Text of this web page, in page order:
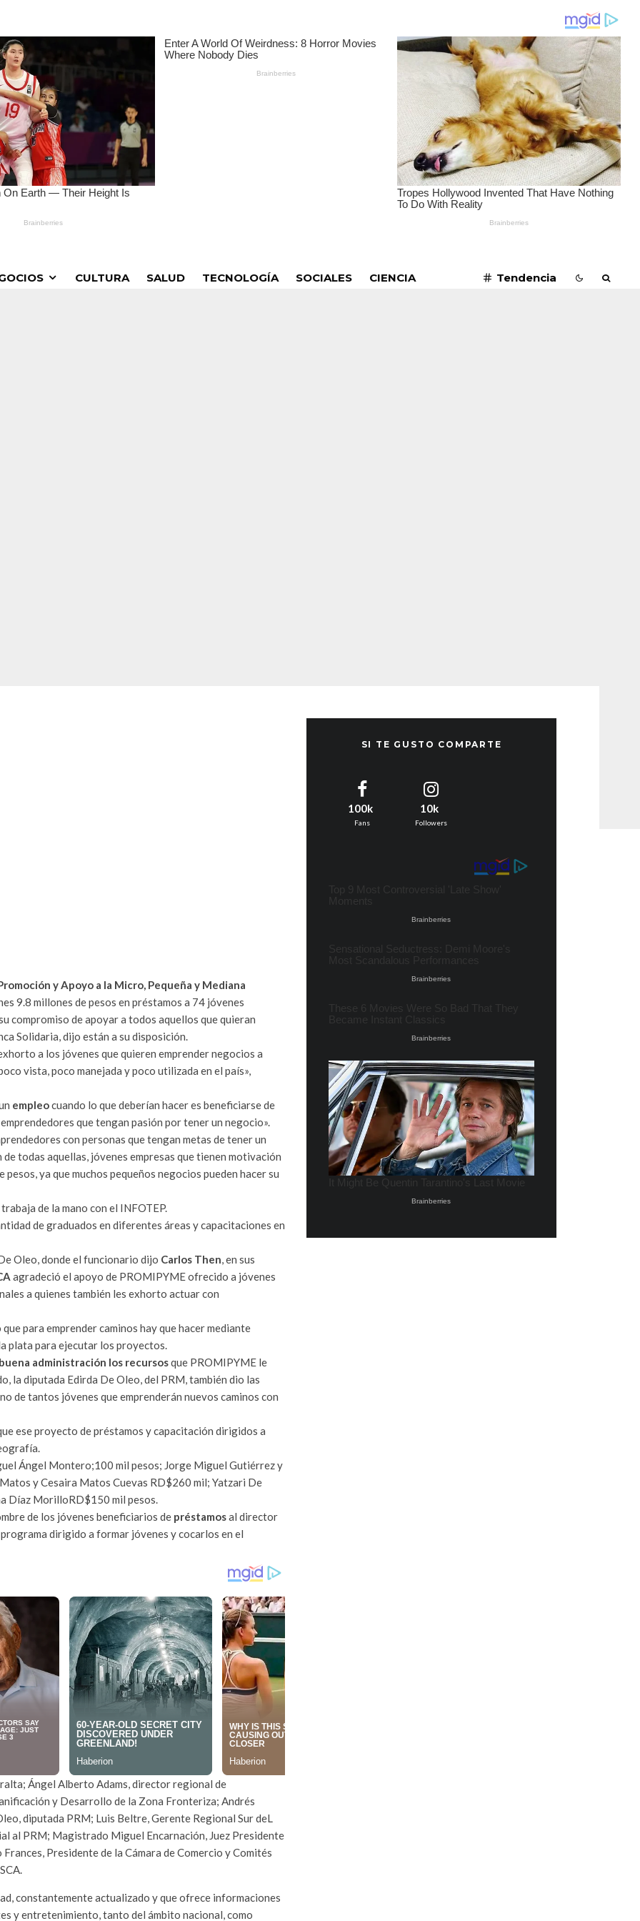
CULTURA SALUD TECNOLOGÍA SOCIALES CIENCIA Tendencia
y Apoyo a la Micro, Pequeña y Mediana
9.8 millones de pesos en préstamos a 74 jóvenes
compromiso de apoyar a todos aquellos que quieran
Solidaria, dijo están a su disposición.
a los jóvenes que quieren emprender negocios a
vista, poco manejada y poco utilizada en el país»,
empleocuando lo que deberían hacer es beneficiarse de
que tengan pasión por tener un negocio».
con personas que tengan metas de tener un
todas aquellas, jóvenes empresas que tienen motivación
ya que muchos pequeños negocios pueden hacer su
de la mano con el INFOTEP.
de graduados en diferentes áreas y capacitaciones en
Oleo, donde el funcionario dijo Carlos Then, en sus
agradeció el apoyo de PROMIPYME ofrecido a jóvenes
a quienes también les exhorto actuar con
para emprender caminos hay que hacer mediante
plata para ejecutar los proyectos.
administración los recursosque PROMIPYME le
la diputada Edirda De Oleo, del PRM, también dio las
de tantos jóvenes que emprenderán nuevos caminos con
ese proyecto de préstamos y capacitación dirigidos a
Ángel Montero;100 mil pesos; Jorge Miguel Gutiérrez y
y Cesaira Matos Cuevas RD$260 mil; Yatzari De
Díaz MorilloRD$150 mil pesos.
de los jóvenes beneficiarios de préstamosal director
dirigido a formar jóvenes y cocarlos en el
Ángel Alberto Adams, director regional de
y Desarrollo de la Zona Fronteriza; Andrés
diputada PRM; Luis Beltre, Gerente Regional Sur deL
al PRM; Magistrado Miguel Encarnación, Juez Presidente
Presidente de la Cámara de Comercio y Comités
constantemente actualizado y que ofrece informaciones
y entretenimiento, tanto del ámbito nacional, como
SI TE GUSTO COMPARTE
100k
Fans
10k
Followers